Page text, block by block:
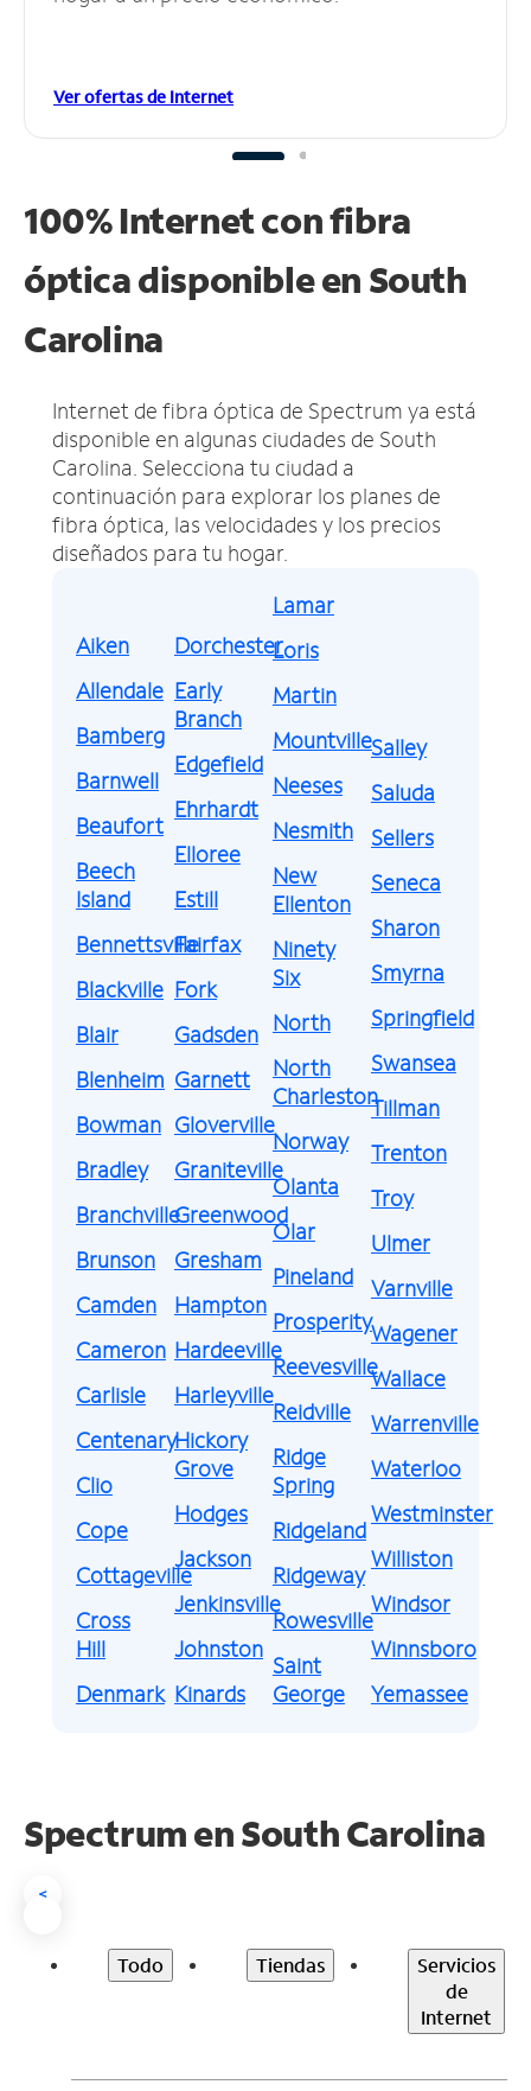
Ver ofertas de Internet
100% Internet con fibra
óptica disponible en South
Carolina
Internet de fibra óptica de Spectrum ya está
disponible en algunas ciudades de South
Carolina. Selecciona tu ciudad a
continuación para explorar los planes de
fibra óptica, las velocidades y los precios
diseñados para tu hogar.
Aiken
Allendale
Bamberg
Barnwell
Beaufort
Beech
Island
Bennettsville
Blackville
Blair
Blenheim
Bowman
Bradley
Branchville
Brunson
Camden
Cameron
Carlisle
Centenary
Clio
Cope
Cottageville
Cross
Hill
Denmark
Dorchester
Early
Branch
Edgefield
Ehrhardt
Elloree
Estill
Fairfax
Fork
Gadsden
Garnett
Gloverville
Graniteville
Greenwood
Gresham
Hampton
Hardeeville
Harleyville
Hickory
Grove
Hodges
Jackson
Jenkinsville
Johnston
Kinards
Lamar
Loris
Martin
Mountville
Neeses
Nesmith
New
Ellenton
Ninety
Six
North
North
Charleston
Norway
Olanta
Olar
Pineland
Prosperity
Reevesville
Reidville
Ridge
Spring
Ridgeland
Ridgeway
Rowesville
Saint
George
Salley
Saluda
Sellers
Seneca
Sharon
Smyrna
Springfield
Swansea
Tillman
Trenton
Troy
Ulmer
Varnville
Wagener
Wallace
Warrenville
Waterloo
Westminster
Williston
Windsor
Winnsboro
Yemassee
Spectrum enSouth Carolina
<
Todo Tiendas
Servicios
de
Internet